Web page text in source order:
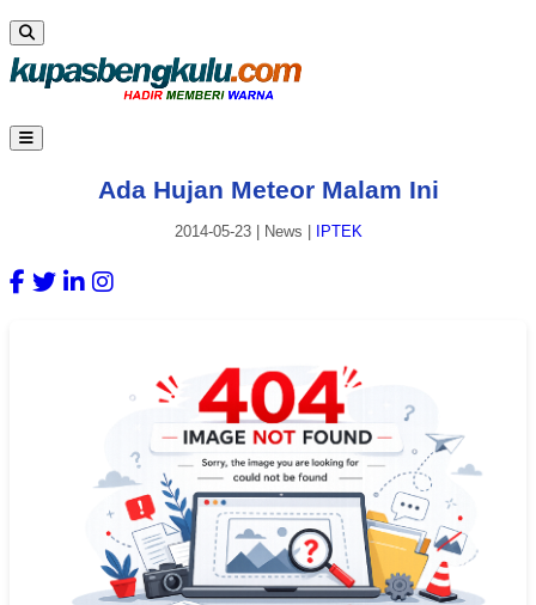
Ada Hujan Meteor Malam Ini
2014-05-23| News IPTEK